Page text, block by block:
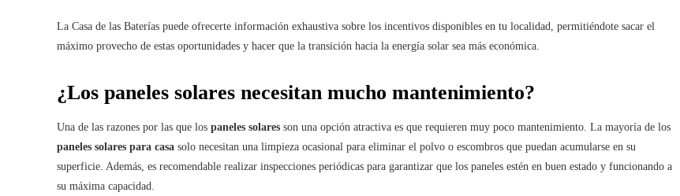
La Casa de las Baterías puede ofrecerte información exhaustiva sobre los incentivos disponibles en tu localidad, permitiéndote sacar el
máximo provecho de estas oportunidades y hacer que la transición hacia la energía solar sea más económica.
¿Los paneles solares necesitan mucho mantenimiento?
Una de las razones por las que los paneles solares son una opción atractiva es que requieren muy poco mantenimiento. La mayoría de los
paneles solares para casa solo necesitan una limpieza ocasional para eliminar el polvo o escombros que puedan acumularse en su
superficie. Además, es recomendable realizar inspecciones periódicas para garantizar que los paneles estén en buen estado y funcionando a
su máxima capacidad.